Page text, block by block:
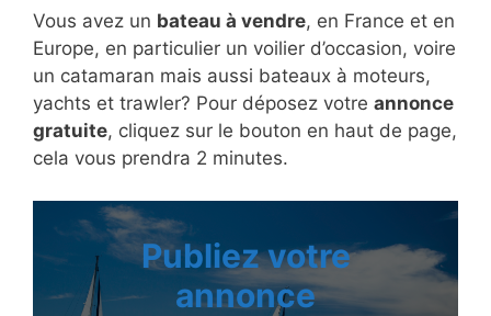
Vous avez un bateau à vendre, en France et en
Europe, en particulier un voilier d’occasion, voire
un catamaran mais aussi bateaux à moteurs,
yachts et trawler? Pour déposez votre annonce
gratuite, cliquez sur le bouton en haut de page,
cela vous prendra 2 minutes.
Publiez votre
annonce